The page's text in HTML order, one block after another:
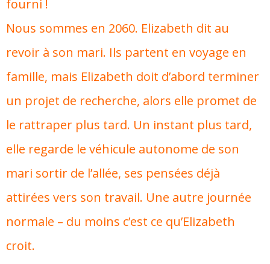
fourni !
Nous sommes en 2060. Elizabeth dit au
revoir à son mari. Ils partent en voyage en
famille, mais Elizabeth doit d’abord terminer
un projet de recherche, alors elle promet de
le rattraper plus tard. Un instant plus tard,
elle regarde le véhicule autonome de son
mari sortir de l’allée, ses pensées déjà
attirées vers son travail. Une autre journée
normale – du moins c’est ce qu’Elizabeth
croit.